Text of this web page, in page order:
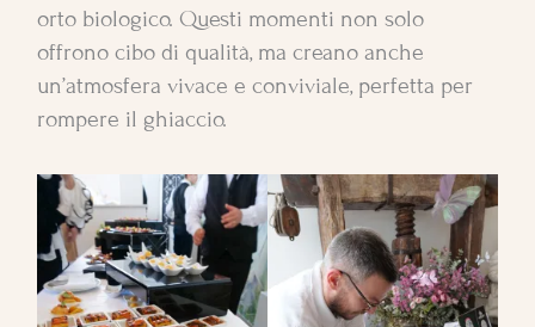
orto biologico. Questi momenti non solo
offrono cibo di qualità, ma creano anche
un’atmosfera vivace e conviviale, perfetta per
rompere il ghiaccio.